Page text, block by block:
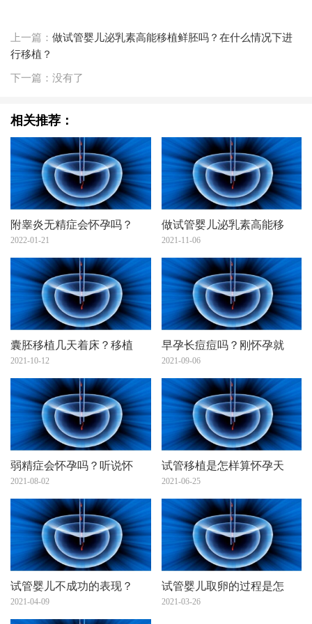
上一篇： 做试管婴儿泌乳素高能移植鲜胚吗？在什么情况下进
行移植？
下一篇：没有了
相关推荐：
附睾炎无精症会怀孕吗？
2022-01-21
做试管婴儿泌乳素高能移
2021-11-06
囊胚移植几天着床？移植
2021-10-12
早孕长痘痘吗？刚怀孕就
2021-09-06
弱精症会怀孕吗？听说怀
2021-08-02
试管移植是怎样算怀孕天
2021-06-25
试管婴儿不成功的表现？
2021-04-09
试管婴儿取卵的过程是怎
2021-03-26